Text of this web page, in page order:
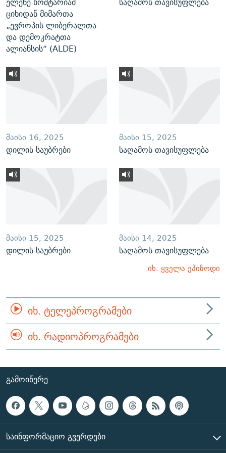
ციხიდან მიმართა
„ევროპის ლიბერალთა
და დემოკრატთა
ალიანსის“ (ALDE)
ᲛᲐᲘᲡᲘ 16, 2025
დილის საუბრები
ᲛᲐᲘᲡᲘ 15, 2025
საღამოს თავისუფლება
ᲛᲐᲘᲡᲘ 15, 2025
დილის საუბრები
ᲛᲐᲘᲡᲘ 14, 2025
საღამოს თავისუფლება
იხ. ყველა ეპიზოდი
ᲘᲮ. ᲢᲔᲚᲔᲞᲠᲝᲒᲠᲐᲛᲔᲑᲘ
ᲘᲮ. ᲠᲐᲓᲘᲝᲞᲠᲝᲒᲠᲐᲛᲔᲑᲘ
ᲒᲐᲛᲝᲘᲬᲔᲠᲔ
ᲡᲐᲘᲜᲤᲝᲠᲛᲐᲪᲘᲝ ᲒᲕᲔᲠᲓᲔᲑᲘ